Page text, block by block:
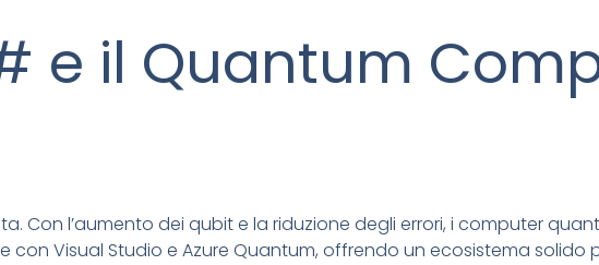
e il Quantum
Con l’aumento dei qubit e la riduzione degli errori, i computer
con Visual Studio e Azure Quantum, offrendo un ecosistema solido